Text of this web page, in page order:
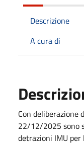
Descrizione
A cura di
Con deliberazione
22/12/2025 sono
detrazioni IMU per